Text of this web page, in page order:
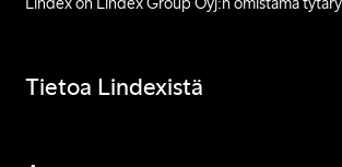
Tietoa Lindexistä